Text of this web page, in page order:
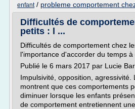
enfant/ probleme comportement
Difficultés de
petits : l ...
Difficultés de comportement chez
l'importance d'accorder du temps à
Publié le 6 mars 2017 par Lucie
Impulsivité, opposition, agressivité.
montrent que ces comportements
diminuer lorsque les enfants
de comportement entretiennent